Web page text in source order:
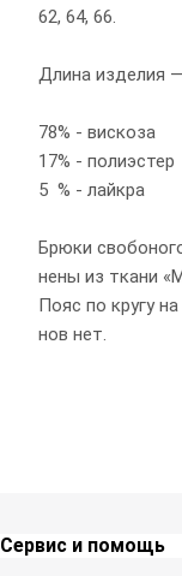
62, 64, 66.
Длина изделия
78% - вискоза
17% - полиэстер
5 % - лайкра
Брюки
нены из ткани
Пояс по кругу
нов нет.
Сервис и помощь